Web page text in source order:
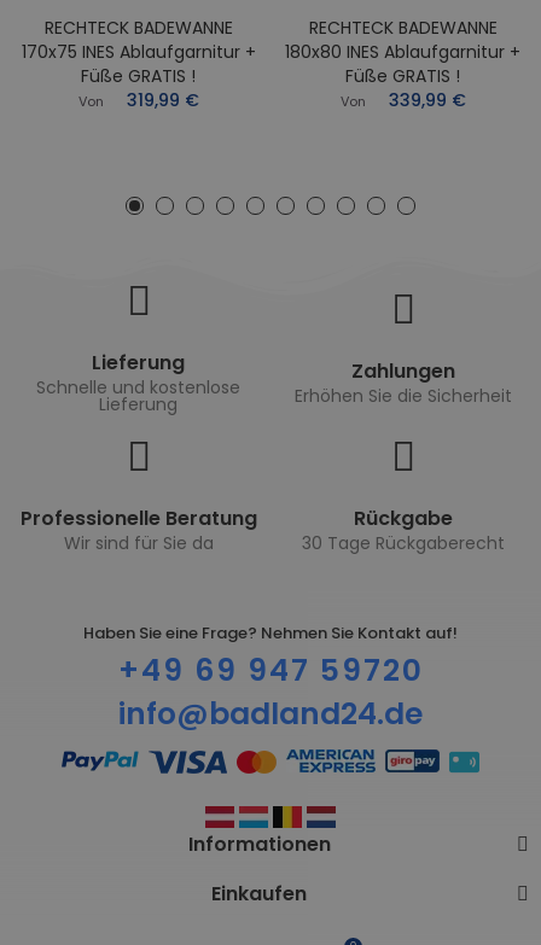
RECHTECK BADEWANNE
170x75 INES Ablaufgarnitur +
Füße GRATIS !
Von 319,99 €
RECHTECK BADEWANNE
180x80 INES Ablaufgarnitur +
Füße GRATIS !
Von 339,99 €
Lieferung
Schnelle und kostenlose
Lieferung
Zahlungen
Erhöhen Sie die Sicherheit
Professionelle Beratung
Wir sind für Sie da
Rückgabe
30 Tage Rückgaberecht
Haben Sie eine Frage? Nehmen Sie Kontakt auf!
+49 69 947 59720
info@badland24.de
Informationen
Einkaufen